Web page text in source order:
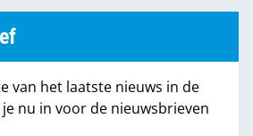
van het laatste nieuws in de
nu in voor de nieuwsbrieven